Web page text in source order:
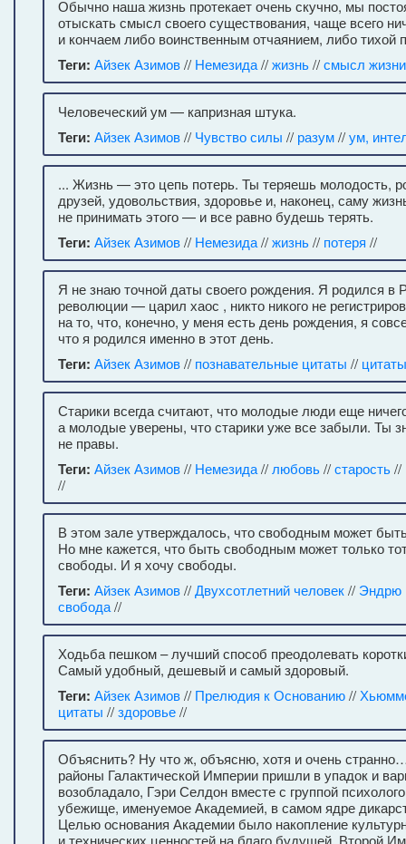
Обычно наша жизнь протекает очень скучно, мы
отыскать смысл своего существования, чаще всего
и кончаем либо воинственным отчаянием, либо тихой
Теги: Айзек Азимов// Немезида//жизнь//смысл жизни
Человеческий ум — капризная штука.
Теги: Айзек Азимов// Чувство силы // разум//ум,
... Жизнь — это цепь потерь. Ты теряешь молодость,
друзей, удовольствия, здоровье и, наконец, саму
не принимать этого — и все равно будешь терять.
Теги: Айзек Азимов// Немезида//жизнь// потеря //
Я не знаю точной даты своего рождения. Я родился в
революции — царил хаос , никто никого не
на то, что, конечно, у меня есть день рождения, я
что я родился именно в этот день.
Теги: Айзек Азимов// познавательные цитаты //
Старики всегда считают, что молодые люди еще
а молодые уверены, что старики уже все забыли. Ты
не правы.
Теги: Айзек Азимов// Немезида// любовь//старость//
//
В этом зале утверждалось, что свободным может
Но мне кажется, что быть свободным может только
свободы. И я хочу свободы.
Теги: Айзек Азимов//Двухсотлетний человек// Эндрю
свобода//
Ходьба пешком – лучший способ преодолевать
Самый удобный, дешевый и самый здоровый.
Теги: Айзек Азимов// Прелюдия к Основанию//
цитаты //здоровье//
Объяснить? Ну что ж, объясню, хотя и очень
районы Галактической Империи пришли в упадок и
возобладало, Гэри Селдон вместе с группой
убежище, именуемое Академией, в самом ядре
Целью основания Академии было накопление
и технических ценностей на благо будущей, Второй